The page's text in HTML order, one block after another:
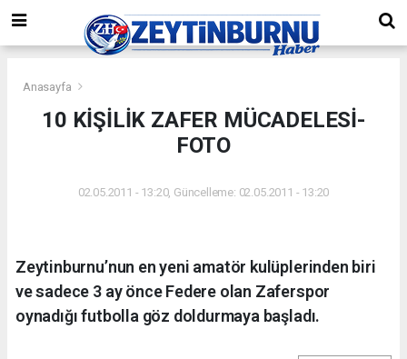
Anasayfa
10 KİŞİLİK ZAFER MÜCADELESİ-
FOTO
02.05.2011 - 13:20, Güncelleme: 02.05.2011 - 13:20
Zeytinburnu’nun en yeni amatör kulüplerinden biri
ve sadece 3 ay önce Federe olan Zaferspor
oynadığı futbolla göz doldurmaya başladı.